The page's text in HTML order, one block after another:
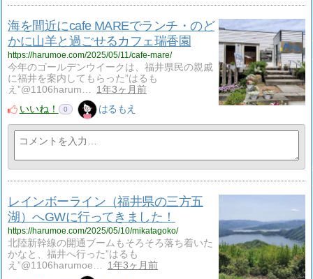
海を間近にcafe MAREでランチ・のど
かに山羊と過ごせるカフェ瑞香園
https://harumoe.com/2025/05/11/cafe-mare/
今年のゴールデンウイークは、福井県民の親戚
に福井を案内してもらった”はるも
え”@1106harum…
1年3ヶ月前
いいね！
0 はるもえ
レインボーライン（福井県の三方五
湖）へGWに行ってきました！
https://harumoe.com/2025/05/10/mikatagoko/
北陸新幹線の開通ブームもそろそろ落ち着いた
かなと、福井へ行った”はるも
え”@1106harumoe…
1年3ヶ月前